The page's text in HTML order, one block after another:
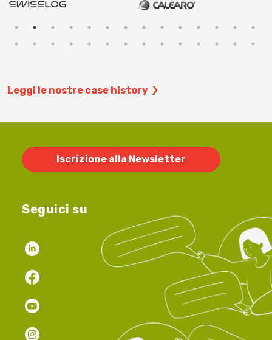
Leggi le nostre case history
Iscrizione alla Newsletter
Seguici su